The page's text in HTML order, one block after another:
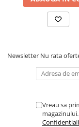
Newsletter Nu rata
Vreau sa